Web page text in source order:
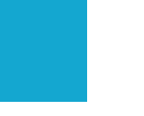
35 65 232, E: